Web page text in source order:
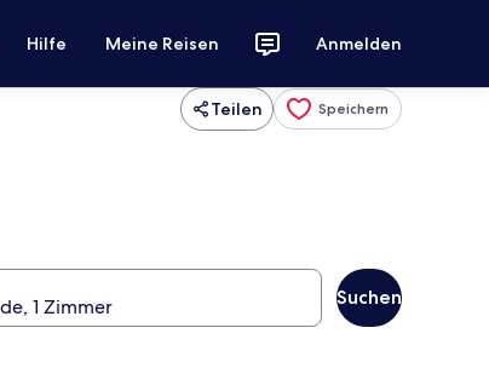
Hilfe Meine Reisen Anmelden
Teilen Speichern
Suchen